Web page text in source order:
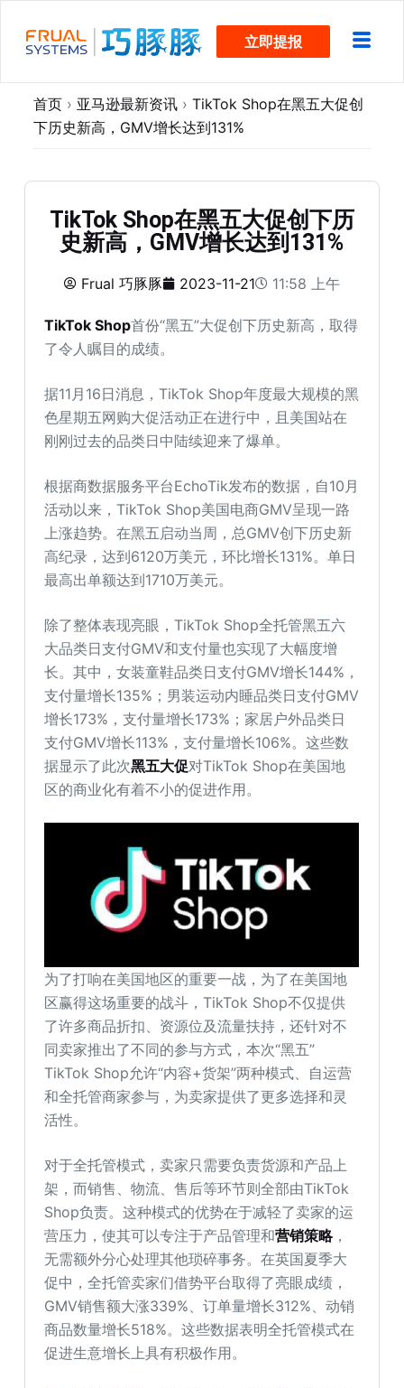
过
立即提报
首页 › 亚马逊最新资讯 › TikTok Shop在黑五大促创
下历史新高，GMV增长达到131%
TikTok Shop在黑五大促创下历
史新高，GMV增长达到131%
Frual 巧豚豚 2023-11-21 11:58 上午
TikTok Shop首份“黑五”大促创下历史新高，取得
了令人瞩目的成绩。
据11月16日消息，TikTok Shop年度最大规模的黑
色星期五网购大促活动正在进行中，且美国站在
刚刚过去的品类日中陆续迎来了爆单。
根据商数据服务平台EchoTik发布的数据，自10月
活动以来，TikTok Shop美国电商GMV呈现一路
上涨趋势。在黑五启动当周，总GMV创下历史新
高纪录，达到6120万美元，环比增长131%。单日
最高出单额达到1710万美元。
除了整体表现亮眼，TikTok Shop全托管黑五六
大品类日支付GMV和支付量也实现了大幅度增
长。其中，女装童鞋品类日支付GMV增长144%，
支付量增长135%；男装运动内睡品类日支付GMV
增长173%，支付量增长173%；家居户外品类日
支付GMV增长113%，支付量增长106%。这些数
据显示了此次黑五大促对TikTok Shop在美国地
区的商业化有着不小的促进作用。
为了打响在美国地区的重要一战，为了在美国地
区赢得这场重要的战斗，TikTok Shop不仅提供
了许多商品折扣、资源位及流量扶持，还针对不
同卖家推出了不同的参与方式，本次“黑五”
TikTok Shop允许“内容+货架”两种模式、自运营
和全托管商家参与，为卖家提供了更多选择和灵
活性。
对于全托管模式，卖家只需要负责货源和产品上
架，而销售、物流、售后等环节则全部由TikTok
Shop负责。这种模式的优势在于减轻了卖家的运
营压力，使其可以专注于产品管理和营销策略，
无需额外分心处理其他琐碎事务。在英国夏季大
促中，全托管卖家们借势平台取得了亮眼成绩，
GMV销售额大涨339%、订单量增长312%、动销
商品数量增长518%。这些数据表明全托管模式在
促进生意增长上具有积极作用。